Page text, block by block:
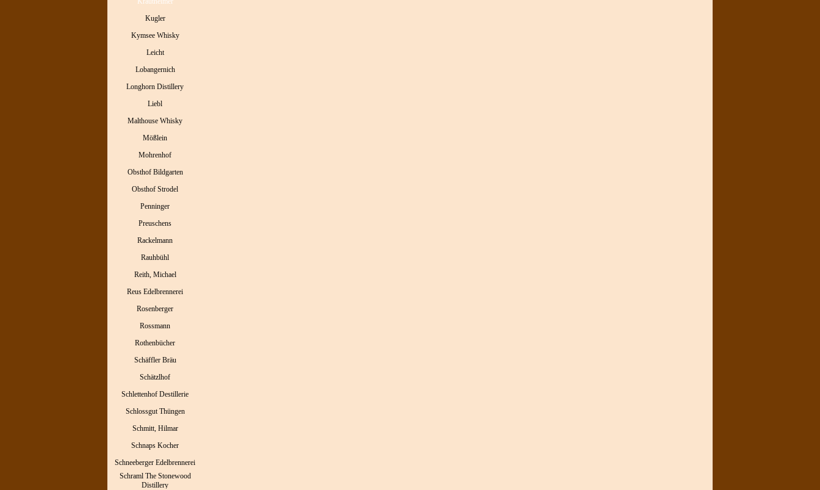
Kugler
Kymsee Whisky
Leicht
Lobangernich
Longhorn Distillery
Liebl
Malthouse Whisky
Mößlein
Mohrenhof
Obsthof Bildgarten
Obsthof Strodel
Penninger
Preuschens
Rackelmann
Rauhbühl
Reith, Michael
Reus Edelbrennerei
Rosenberger
Rossmann
Rothenbücher
Schäffler Bräu
Schätzlhof
Schlettenhof Destillerie
Schlossgut Thüngen
Schmitt, Hilmar
Schnaps Kocher
Schneeberger Edelbrennerei
Schraml The Stonewood
Distillery